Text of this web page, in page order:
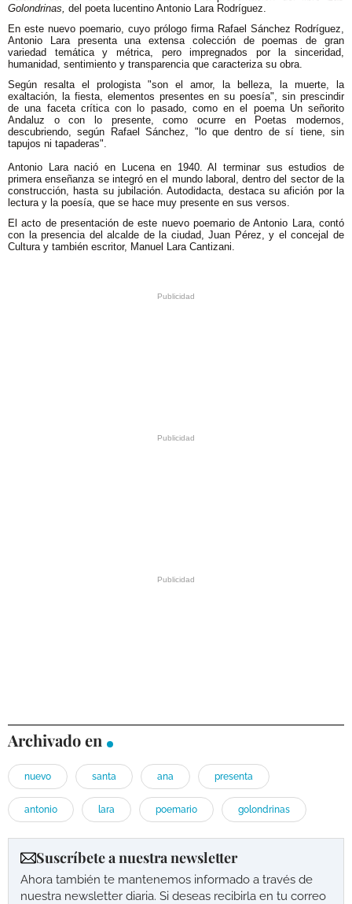
Golondrinas, del poeta lucentino Antonio Lara Rodríguez.
En este nuevo poemario, cuyo prólogo firma Rafael Sánchez Rodríguez,
Antonio Lara presenta una extensa colección de poemas de gran
variedad temática y métrica, pero impregnados por la sinceridad,
humanidad, sentimiento y transparencia que caracteriza su obra.
Según resalta el prologista "son el amor, la belleza, la muerte, la
exaltación, la fiesta, elementos presentes en su poesía", sin prescindir
de una faceta crítica con lo pasado, como en el poema Un señorito
Andaluz o con lo presente, como ocurre en Poetas modernos,
descubriendo, según Rafael Sánchez, "lo que dentro de sí tiene, sin
tapujos ni tapaderas".
Antonio Lara nació en Lucena en 1940. Al terminar sus estudios de
primera enseñanza se integró en el mundo laboral, dentro del sector de la
construcción, hasta su jubilación. Autodidacta, destaca su afición por la
lectura y la poesía, que se hace muy presente en sus versos.
El acto de presentación de este nuevo poemario de Antonio Lara, contó
con la presencia del alcalde de la ciudad, Juan Pérez, y el concejal de
Cultura y también escritor, Manuel Lara Cantizani.
Archivado en
nuevo santa ana presenta
antonio lara poemario golondrinas
Suscríbete a nuestra newsletter
Ahora también te mantenemos informado a través de
nuestra newsletter diaria. Si deseas recibirla en tu correo